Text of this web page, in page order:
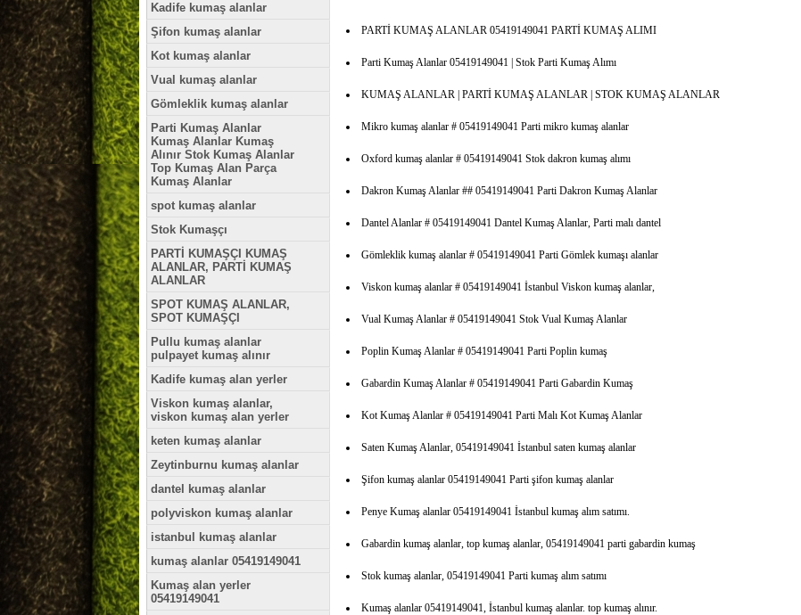
Kadife kumaş alanlar
Şifon kumaş alanlar
Kot kumaş alanlar
Vual kumaş alanlar
Gömleklik kumaş alanlar
Parti Kumaş Alanlar
Kumaş Alanlar Kumaş
Alınır Stok Kumaş Alanlar
Top Kumaş Alan Parça
Kumaş Alanlar
spot kumaş alanlar
Stok Kumaşçı
PARTİ KUMAŞÇI KUMAŞ
ALANLAR, PARTİ KUMAŞ
ALANLAR
SPOT KUMAŞ ALANLAR,
SPOT KUMAŞÇI
Pullu kumaş alanlar
pulpayet kumaş alınır
Kadife kumaş alan yerler
Viskon kumaş alanlar,
viskon kumaş alan yerler
keten kumaş alanlar
Zeytinburnu kumaş alanlar
dantel kumaş alanlar
polyviskon kumaş alanlar
istanbul kumaş alanlar
kumaş alanlar 05419149041
Kumaş alan yerler
05419149041
PARTİ KUMAŞ ALANLAR 05419149041 PARTİ KUMAŞ ALIMI
Parti Kumaş Alanlar 05419149041 | Stok Parti Kumaş Alımı
KUMAŞ ALANLAR | PARTİ KUMAŞ ALANLAR | STOK KUMAŞ ALANLAR
Mikro kumaş alanlar # 05419149041 Parti mikro kumaş alanlar
Oxford kumaş alanlar # 05419149041 Stok dakron kumaş alımı
Dakron Kumaş Alanlar ## 05419149041 Parti Dakron Kumaş Alanlar
Dantel Alanlar # 05419149041 Dantel Kumaş Alanlar, Parti malı dantel
Gömleklik kumaş alanlar # 05419149041 Parti Gömlek kumaşı alanlar
Viskon kumaş alanlar # 05419149041 İstanbul Viskon kumaş alanlar,
Vual Kumaş Alanlar # 05419149041 Stok Vual Kumaş Alanlar
Poplin Kumaş Alanlar # 05419149041 Parti Poplin kumaş
Gabardin Kumaş Alanlar # 05419149041 Parti Gabardin Kumaş
Kot Kumaş Alanlar # 05419149041 Parti Malı Kot Kumaş Alanlar
Saten Kumaş Alanlar, 05419149041 İstanbul saten kumaş alanlar
Şifon kumaş alanlar 05419149041 Parti şifon kumaş alanlar
Penye Kumaş alanlar 05419149041 İstanbul kumaş alım satımı.
Gabardin kumaş alanlar, top kumaş alanlar, 05419149041 parti gabardin kumaş
Stok kumaş alanlar, 05419149041 Parti kumaş alım satımı
Kumaş alanlar 05419149041, İstanbul kumaş alanlar. top kumaş alınır.